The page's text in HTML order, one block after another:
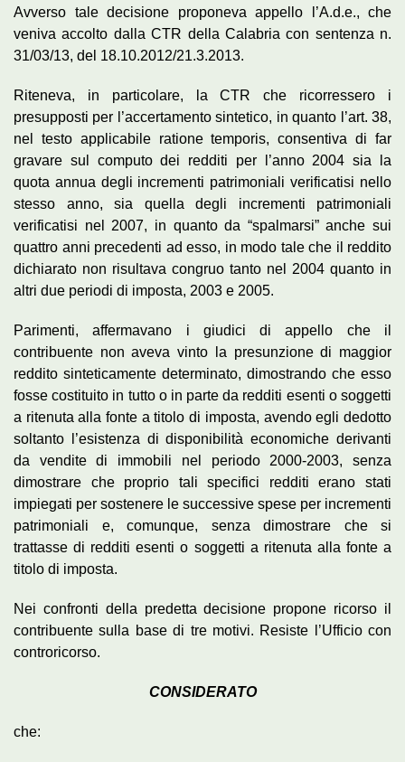
Avverso tale decisione proponeva appello l’A.d.e., che
veniva accolto dalla CTR della Calabria con sentenza n.
31/03/13, del 18.10.2012/21.3.2013.
Riteneva, in particolare, la CTR che ricorressero i
presupposti per l’accertamento sintetico, in quanto l’art. 38,
nel testo applicabile ratione temporis, consentiva di far
gravare sul computo dei redditi per l’anno 2004 sia la
quota annua degli incrementi patrimoniali verificatisi nello
stesso anno, sia quella degli incrementi patrimoniali
verificatisi nel 2007, in quanto da “spalmarsi” anche sui
quattro anni precedenti ad esso, in modo tale che il reddito
dichiarato non risultava congruo tanto nel 2004 quanto in
altri due periodi di imposta, 2003 e 2005.
Parimenti, affermavano i giudici di appello che il
contribuente non aveva vinto la presunzione di maggior
reddito sinteticamente determinato, dimostrando che esso
fosse costituito in tutto o in parte da redditi esenti o soggetti
a ritenuta alla fonte a titolo di imposta, avendo egli dedotto
soltanto l’esistenza di disponibilità economiche derivanti
da vendite di immobili nel periodo 2000-2003, senza
dimostrare che proprio tali specifici redditi erano stati
impiegati per sostenere le successive spese per incrementi
patrimoniali e, comunque, senza dimostrare che si
trattasse di redditi esenti o soggetti a ritenuta alla fonte a
titolo di imposta.
Nei confronti della predetta decisione propone ricorso il
contribuente sulla base di tre motivi. Resiste l’Ufficio con
controricorso.
CONSIDERATO
che: